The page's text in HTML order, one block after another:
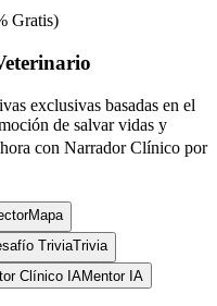
Gratis)
exclusivas basadas en el
de salvar vidas y
con Narrador Clínico por
Mapa
TriviaTrivia
Clínico IAMentor IA